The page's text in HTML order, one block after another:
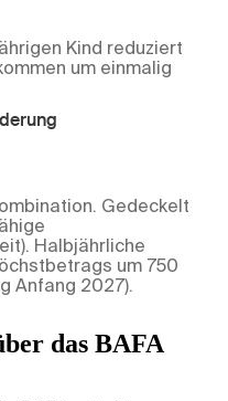
Kind reduziert
um einmalig
Gedeckelt
Halbjährliche
um 750
Anfang 2027).
das BAFA